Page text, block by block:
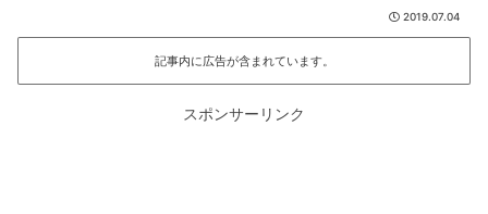
2019.07.04
記事内に広告が含まれています。
スポンサーリンク